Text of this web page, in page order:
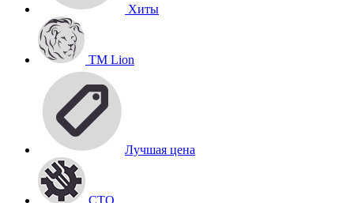
Хиты
TM Lion
Лучшая цена
СТО